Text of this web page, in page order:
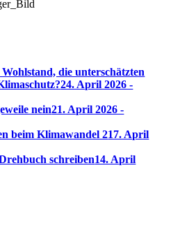
die unterschätzten
24. April 2026 -
nein21. April 2026 -
beim Klimawandel 217. April
schreiben14. April